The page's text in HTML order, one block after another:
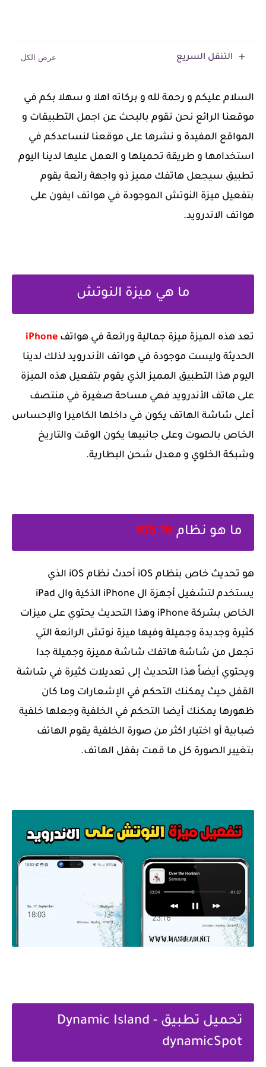
التنقل السريع
السلام عليكم و رحمة لله و بركاته اهلا و سهلا بكم في
موقعنا الرائع نحن نقوم بالبحث عن اجمل التطبيقات و
المواقع المفيدة و نشرها على موقعنا لنساعدكم في
استخدامها و طريقة تحميلها و العمل عليها لدينا اليوم
تطبيق سيجعل هاتفك مميز ذو واجهة رائعة يقوم
بتفعيل ميزة النوتش الموجودة في هواتف ايفون على
هواتف الاندرويد.
ما هي ميزة النوتش
‏تعد هذه الميزة ميزة جمالية ورائعة في هواتف iPhone
الحديثة وليست موجودة في هواتف الأندرويد لذلك لدينا
اليوم هذا التطبيق المميز الذي يقوم بتفعيل هذه الميزة
على هاتف الأندرويد فهي مساحة صغيرة في منتصف
أعلى شاشة الهاتف يكون في داخلها الكاميرا والإحساس
الخاص بالصوت وعلى جانبيها يكون الوقت والتاريخ
وشبكة الخلوي و معدل شحن البطارية.
‏ما هو نظام iOS 16
‏هو تحديث خاص بنظام iOS أحدث نظام iOS الذي
يستخدم لتشغيل أجهزة ال iPhone الذكية وال iPad
الخاص بشركة iPhone وهذا التحديث يحتوي على ميزات
كثيرة وجديدة وجميلة وفيها ميزة نوتش الرائعة التي
تجعل من شاشة هاتفك شاشة مميزة وجميلة جدا
ويحتوي أيضاً هذا التحديث إلى تعديلات كثيرة في شاشة
القفل حيث يمكنك التحكم في الإشعارات وما كان
ظهورها يمكنك أيضا التحكم في الخلفية وجعلها خلفية
ضبابية أو اختيار اكثر من صورة الخلفية يقوم الهاتف
بتغيير الصورة كل ما قمت بقفل الهاتف.
تحميل ‏تطبيق Dynamic Island -
dynamicSpot